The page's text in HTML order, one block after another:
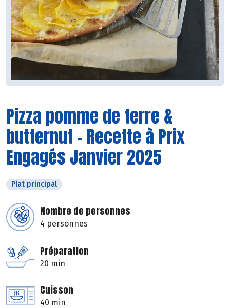
Pizza pomme de terre &
butternut - Recette à Prix
Engagés Janvier 2025
Plat principal
Nombre de personnes
4 personnes
Préparation
20 min
Cuisson
40 min